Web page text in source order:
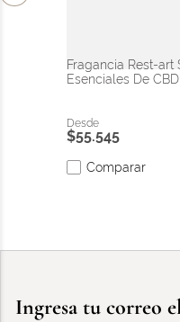
Fragancia Rest-art
Esenciales De CBD
$55.545
Comparar
Ingresa tu correo